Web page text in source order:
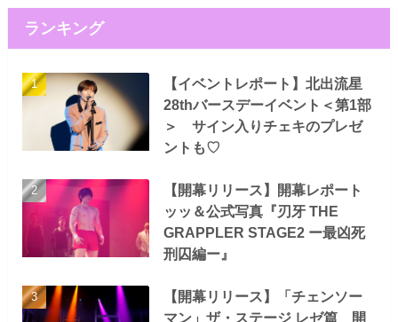
ランキング
【イベントレポート】北出流星
28thバースデーイベント＜第1部
＞ サイン入りチェキのプレゼ
ントも♡
【開幕リリース】開幕レポート
ッッ＆公式写真『刃牙 THE
GRAPPLER STAGE2 ー最凶死
刑囚編ー』
【開幕リリース】「チェンソー
マン」ザ・ステージ レゼ篇 開